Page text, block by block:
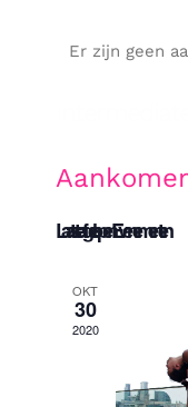
Er zijn geen
een
Laatste afgelopen Evenementen
OKT
30
2020